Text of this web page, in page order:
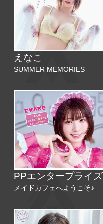
えなこ
SUMMER MEMORIES
PPエンタープライズ
メイドカフェへようこそ♪